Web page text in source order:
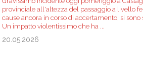
provinciale all'altezza del passaggio a livello
cause ancora in corso di accertamento, si
Un impatto violentissimo che ha
20.05.2026